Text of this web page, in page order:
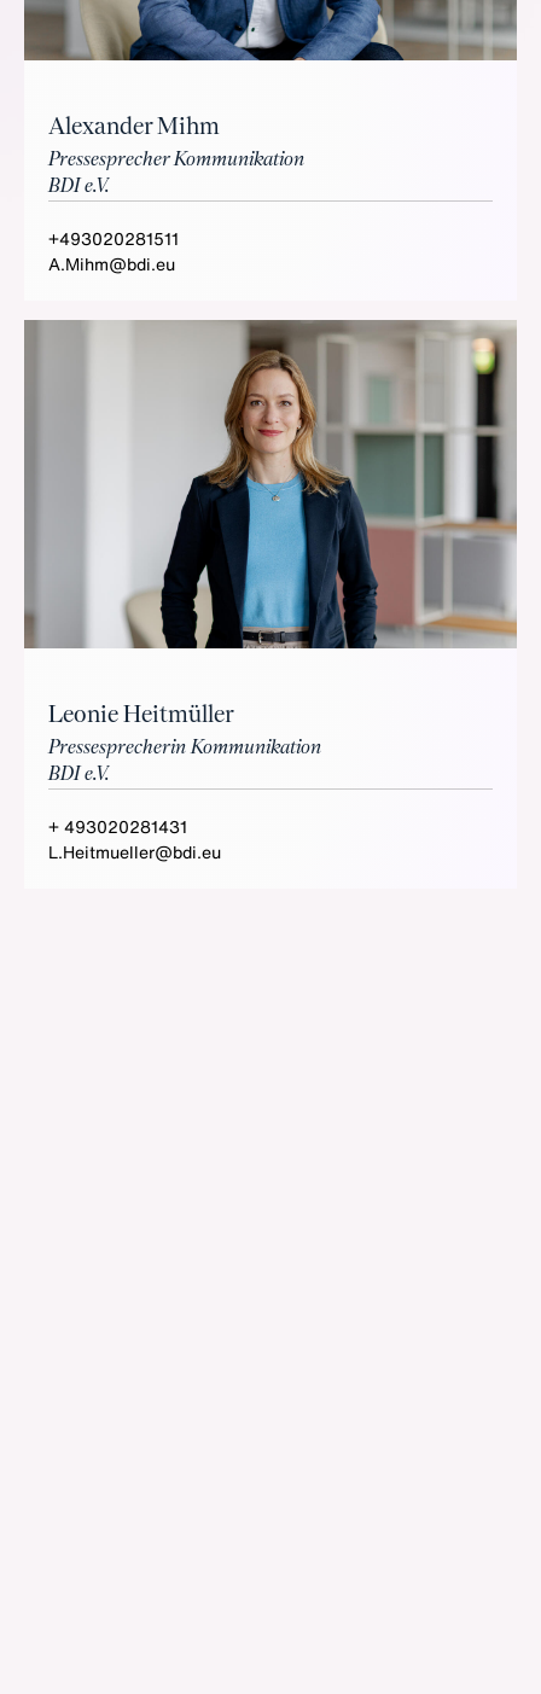
Alexander Mihm
Pressesprecher Kommunikation
BDI e.V.
+493020281511
A.Mihm@bdi.eu
Leonie Heitmüller
Pressesprecherin Kommunikation
BDI e.V.
+ 493020281431
L.Heitmueller@bdi.eu